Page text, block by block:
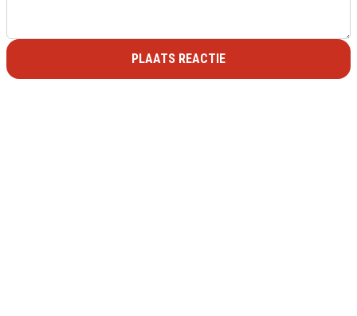
PLAATS REACTIE